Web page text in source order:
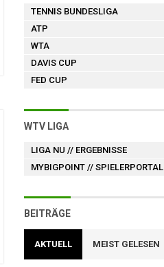
TENNIS BUNDESLIGA
ATP
WTA
DAVIS CUP
FED CUP
WTV LIGA
LIGA NU // ERGEBNISSE
MYBIGPOINT // SPIELERPORTAL
BEITRÄGE
AKTUELL MEIST GELESEN